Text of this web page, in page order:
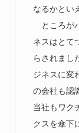
なるかとい
ところが
ネスはとて
らされまし
ジネスに変
の会社も認
当社もワク
クスを傘下